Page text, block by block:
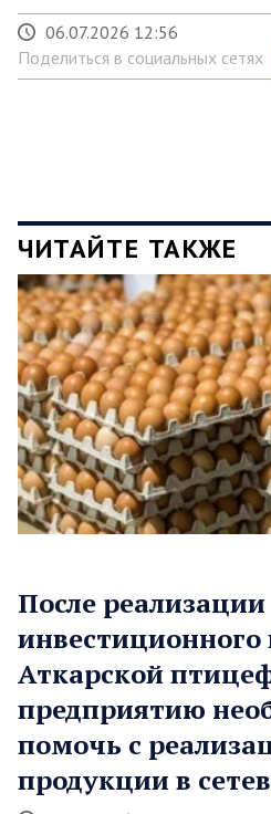
06.07.2026 12:56
Поделиться в социальных сетях
ЧИТАЙТЕ ТАКЖЕ
После реализации
инвестиционного
Аткарской
предприятию
помочь с
продукции в